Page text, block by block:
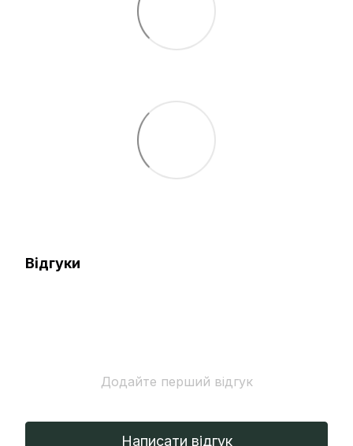
Відгуки
Додайте перший відгук
Написати відгук